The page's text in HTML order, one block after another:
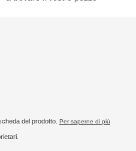
del prodotto. Per saperne di più